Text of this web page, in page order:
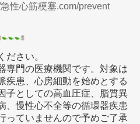
急性心筋梗塞.com/prevent
ださい。
専門の医療機関です。対象は
疾患、心房細動を始めとする
子としての高血圧症、脂質異
、慢性心不全等の循環器疾患
っていませんので予めご了承